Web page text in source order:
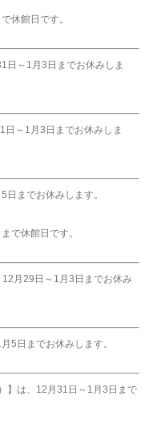
休館日です。
日～1月3日までお休みしま
日～1月3日までお休みしま
までお休みします。
で休館日です。
12月29日～1月3日までお休み
5日までお休みします。
】は、12月31日～1月3日まで